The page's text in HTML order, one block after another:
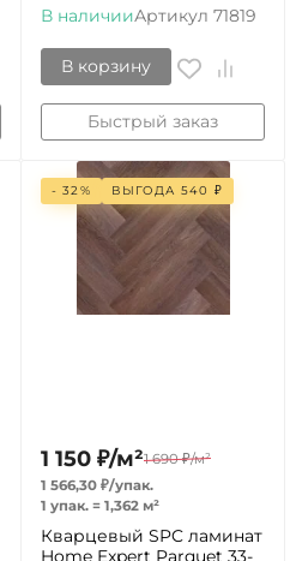
В наличииАртикул 71819
В корзину
Быстрый заказ
- 32% ВЫГОДА 540 ₽
1 150 ₽/м²1 690 ₽/м²
1 566,30 ₽/упак.
1 упак. = 1,362 м²
Кварцевый SPC ламинат
Home Expert Parquet 33-